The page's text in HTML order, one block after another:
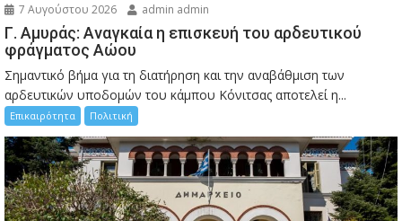
7 Αυγούστου 2026 admin admin
Γ. Αμυράς: Αναγκαία η επισκευή του αρδευτικού
φράγματος Αώου
Σημαντικό βήμα για τη διατήρηση και την αναβάθμιση των
αρδευτικών υποδομών του κάμπου Κόνιτσας αποτελεί η...
Επικαιρότητα Πολιτική